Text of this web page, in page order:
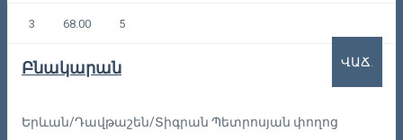
3 68.00 5
Բնակարան
Երևան/Դավթաշեն/Տիգրան Պետրոսյան փողոց
ՎԱՃ.